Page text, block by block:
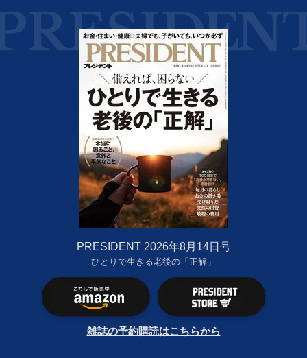
PRESIDENT 2026年8月14日号
ひとりで生きる老後の「正解」
雑誌の予約購読はこちらから